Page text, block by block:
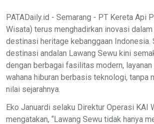
PATADaily.id - Semarang - PT Kereta Api
Wisata) terus menghadirkan inovasi
destinasi heritage kebanggaan Indonesia.
destinasi andalan Lawang Sewu kini
dengan berbagai fasilitas modern,
wahana hiburan berbasis teknologi, tanpa
nilai sejarahnya.
Eko Januardi selaku Direktur Operasi KAI
mengatakan, “Lawang Sewu tidak hanya